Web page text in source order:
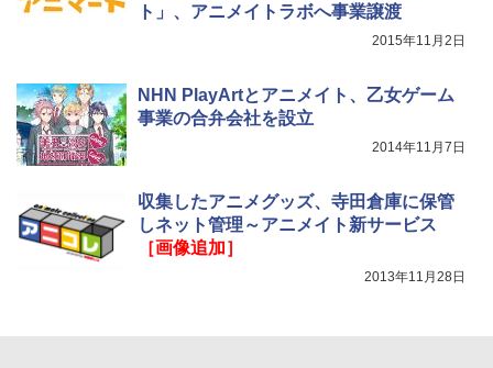
ト」、アニメイトラボへ事業譲渡
2015年11月2日
NHN PlayArtとアニメイト、乙女ゲーム
事業の合弁会社を設立
2014年11月7日
収集したアニメグッズ、寺田倉庫に保管
しネット管理～アニメイト新サービス
［画像追加］
2013年11月28日